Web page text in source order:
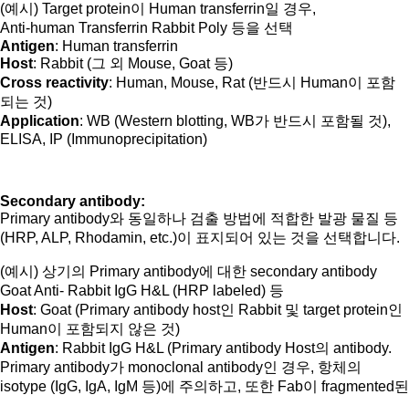
(예시) Target protein이 Human transferrin일 경우,
Anti-human Transferrin Rabbit Poly 등을 선택
Antigen: Human transferrin
Host: Rabbit (그 외 Mouse, Goat 등)
Cross reactivity: Human, Mouse, Rat (반드시 Human이 포함
되는 것)
Application: WB (Western blotting, WB가 반드시 포함될 것),
ELISA, IP (Immunoprecipitation)
Secondary antibody:
Primary antibody와 동일하나 검출 방법에 적합한 발광 물질 등
(HRP, ALP, Rhodamin, etc.)이 표지되어 있는 것을 선택합니다.
(예시) 상기의 Primary antibody에 대한 secondary antibody
Goat Anti- Rabbit IgG H&L (HRP labeled) 등
Host: Goat (Primary antibody host인 Rabbit 및 target protein인
Human이 포함되지 않은 것)
Antigen: Rabbit IgG H&L (Primary antibody Host의 antibody.
Primary antibody가 monoclonal antibody인 경우, 항체의
isotype (IgG, IgA, IgM 등)에 주의하고, 또한 Fab이 fragmented된